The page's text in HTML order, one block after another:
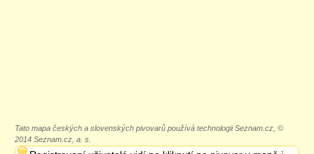
Tato mapa českých a slovenských pivovarů používá technologii Seznam.cz, ©
2014 Seznam.cz, a. s.